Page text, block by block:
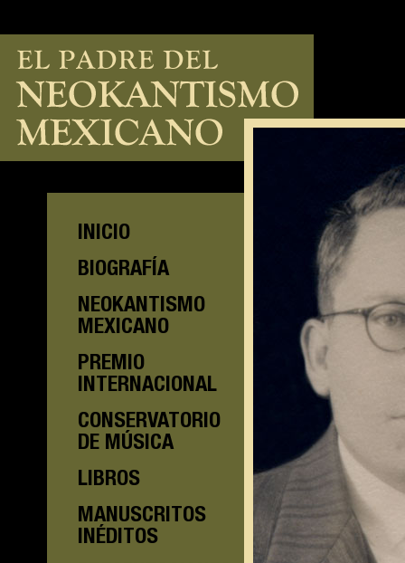
INICIO
BIOGRAFÍA
NEOKANTISMO
MEXICANO
PREMIO
INTERNACIONAL
CONSERVATORIO
DE MÚSICA
LIBROS
MANUSCRITOS
INÉDITOS